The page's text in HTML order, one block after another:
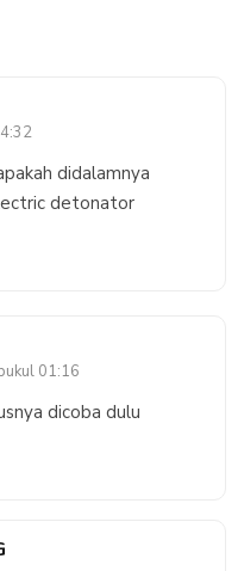
didalamnya
detonator
01:16
dicoba dulu